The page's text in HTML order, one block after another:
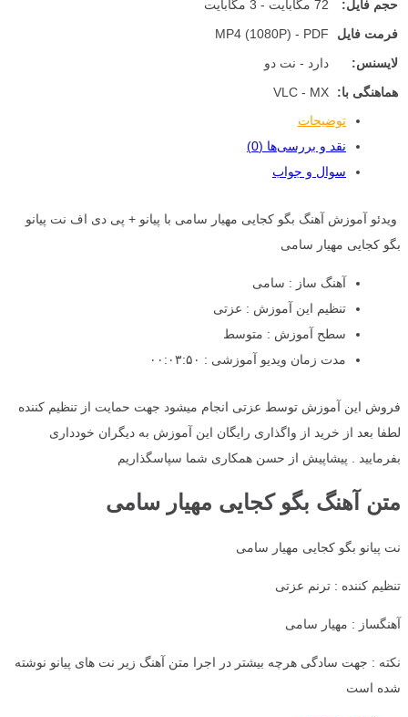
حجم فایل:
72 مگابایت - 3 مگابایت
فرمت فایل
MP4 (1080P) - PDF
لایسنس:
دارد - نت دو
هماهنگی با:
VLC - MX
توضیحات
نقد و بررسی‌ها (0)
سوال و جواب
ویدئو آموزش آهنگ بگو کجایی مهیار سامی با پیانو + پی دی اف نت پیانو
بگو کجایی مهیار سامی
آهنگ ساز : سامی
تنظیم این آموزش : عزتی
سطح آموزش : متوسط
مدت زمان ویدیو آموزشی : ۰۰:۰۳:۵۰
فروش این آموزش توسط عزتی انجام میشود جهت حمایت از تنظیم کننده
لطفا بعد از خرید از واگذاری رایگان این آموزش به دیگران خودداری
بفرمایید . پیشاپیش از حسن همکاری شما سپاسگذاریم
متن آهنگ بگو کجایی مهیار سامی
نت پیانو بگو کجایی مهیار سامی
تنظیم کننده : ترنم عزتی
آهنگساز : مهیار سامی
نکته : جهت سادگی هرچه بیشتر در اجرا متن آهنگ زیر نت های پیانو نوشته
شده است